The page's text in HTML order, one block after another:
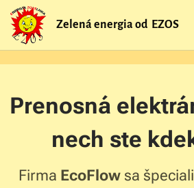
Zelená energia od EZOS
Prenosná
nech ste
Firma EcoFlow sa